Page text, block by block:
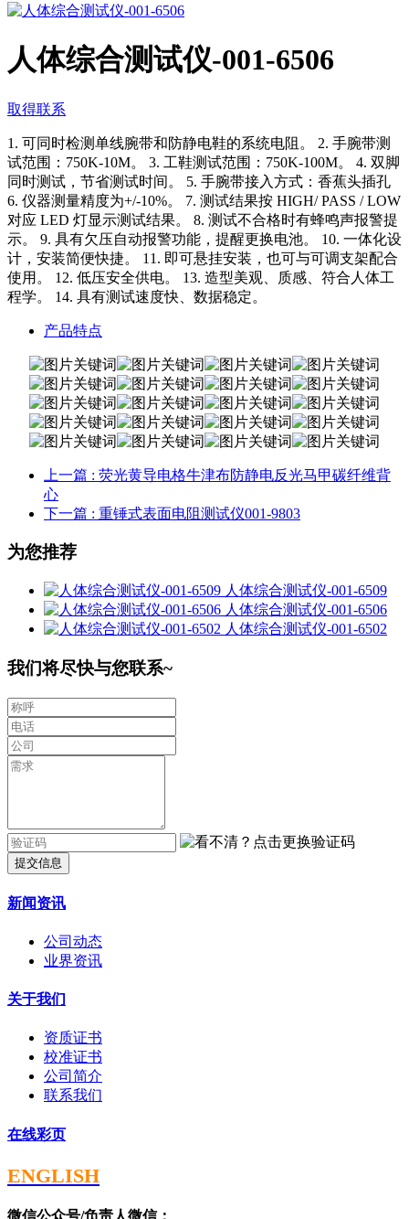
人体综合测试仪-001-6506
取得联系
1. 可同时检测单线腕带和防静电鞋的系统电阻。 2. 手腕带测
试范围：750K-10M。 3. 工鞋测试范围：750K-100M。 4. 双脚
同时测试，节省测试时间。 5. 手腕带接入方式：香蕉头插孔
6. 仪器测量精度为+/-10%。 7. 测试结果按 HIGH/ PASS / LOW
对应 LED 灯显示测试结果。 8. 测试不合格时有蜂鸣声报警提
示。 9. 具有欠压自动报警功能，提醒更换电池。 10. 一体化设
计，安装简便快捷。 11. 即可悬挂安装，也可与可调支架配合
使用。 12. 低压安全供电。 13. 造型美观、质感、符合人体工
程学。 14. 具有测试速度快、数据稳定。
产品特点
上一篇 : 荧光黄导电格牛津布防静电反光马甲碳纤维背
心
下一篇 : 重锤式表面电阻测试仪001-9803
为您推荐
人体综合测试仪-001-6509
人体综合测试仪-001-6506
人体综合测试仪-001-6502
我们将尽快与您联系~
提交信息
新闻资讯
公司动态
业界资讯
关于我们
资质证书
校准证书
公司简介
联系我们
在线彩页
ENGLISH